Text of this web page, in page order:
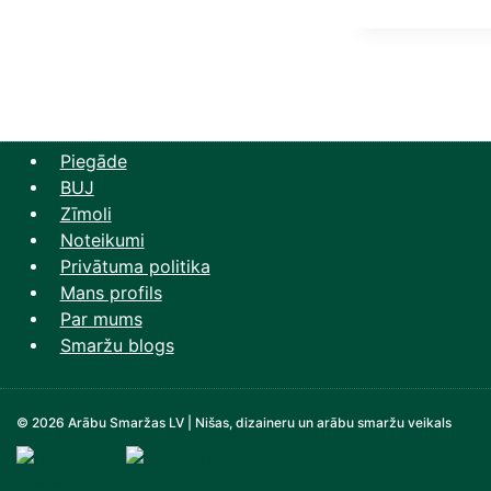
Piegāde
BUJ
Zīmoli
Noteikumi
Privātuma politika
Mans profils
Par mums
Smaržu blogs
© 2026 Arābu Smaržas LV | Nišas, dizaineru un arābu smaržu veikals